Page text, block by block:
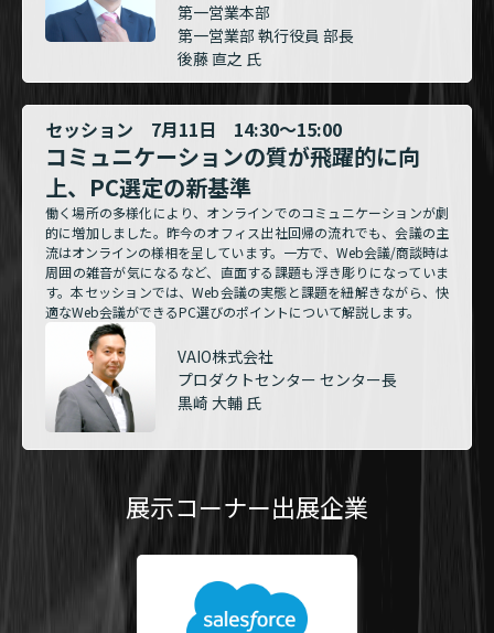
第一営業本部
第一営業部 執行役員 部長
後藤 直之 氏
セッション 7月11日 14:30～15:00
コミュニケーションの質が飛躍的に向
上、PC選定の新基準
働く場所の多様化により、オンラインでのコミュニケーションが劇
的に増加しました。昨今のオフィス出社回帰の流れでも、会議の主
流はオンラインの様相を呈しています。一方で、Web会議/商談時は
周囲の雑音が気になるなど、直面する課題も浮き彫りになっていま
す。本セッションでは、Web会議の実態と課題を紐解きながら、快
適なWeb会議ができるPC選びのポイントについて解説します。
VAIO株式会社
プロダクトセンター センター長
黒崎 大輔 氏
展示コーナー出展企業